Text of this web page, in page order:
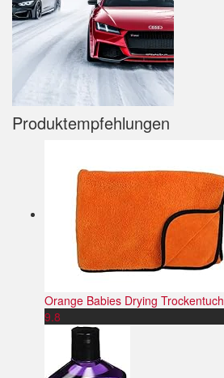
Produktempfehlungen
Orange Babies Drying Trockentuch
9.8